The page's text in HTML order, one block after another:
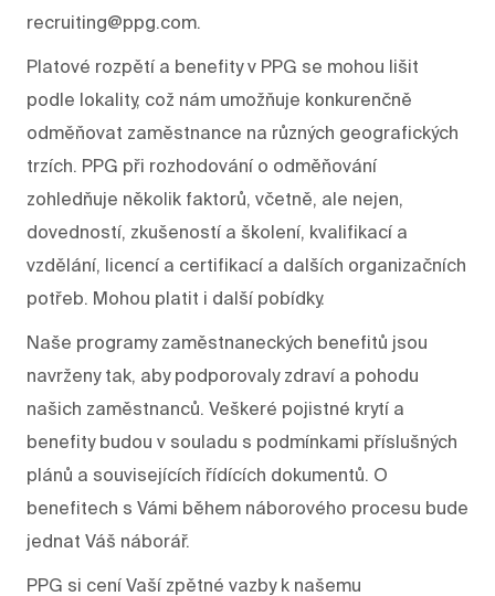
recruiting@ppg.com.
Platové rozpětí a benefity v PPG se mohou lišit
podle lokality, což nám umožňuje konkurenčně
odměňovat zaměstnance na různých geografických
trzích. PPG při rozhodování o odměňování
zohledňuje několik faktorů, včetně, ale nejen,
dovedností, zkušeností a školení, kvalifikací a
vzdělání, licencí a certifikací a dalších organizačních
potřeb. Mohou platit i další pobídky.
Naše programy zaměstnaneckých benefitů jsou
navrženy tak, aby podporovaly zdraví a pohodu
našich zaměstnanců. Veškeré pojistné krytí a
benefity budou v souladu s podmínkami příslušných
plánů a souvisejících řídících dokumentů. O
benefitech s Vámi během náborového procesu bude
jednat Váš náborář.
PPG si cení Vaší zpětné vazby k našemu